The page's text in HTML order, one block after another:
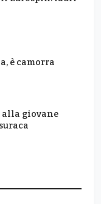
è camorra
alla giovane